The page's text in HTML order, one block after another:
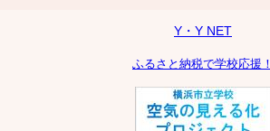
Y・Y NET
ふるさと納税で学校応援！